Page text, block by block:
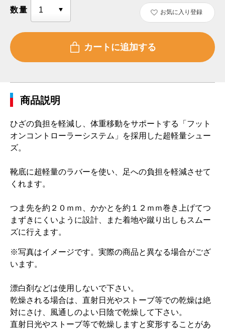
数量 お気に入り登録
商品説明
ひざの負担を軽減し、体重移動をサポートする「フット
オンコントローラーシステム」を採用した超軽量シュー
ズ。
靴底に超軽量のラバーを使い、足への負担を軽減させて
くれます。
つま先を約２０ｍｍ、かかとを約１２ｍｍ巻き上げてつ
まずきにくいように設計、また着地や蹴り出しもスムー
ズに行えます。
※写真はイメージです。実際の商品と異なる場合がござ
います。
漂白剤などは使用しないで下さい。
乾燥される場合は、直射日光やストーブ等での乾燥は絶
対にさけ、風通しのよい日陰で乾燥して下さい。
直射日光やストーブ等で乾燥しますと変形することがあ